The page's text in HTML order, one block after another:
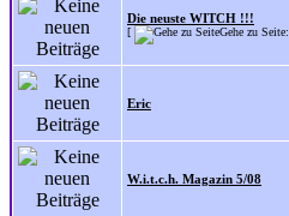
Die neuste WITCH !!!
[ Gehe zu Seite:
Eric
W.i.t.c.h. Magazin 5/08